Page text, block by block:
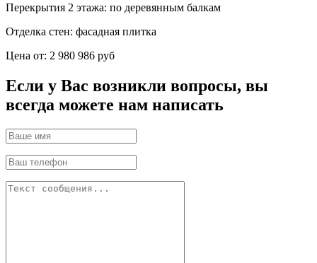
Перекрытия 2 этажа: по деревянным балкам
Отделка стен: фасадная плитка
Цена от: 2 980 986 руб
Если у Вас возникли вопросы, вы
всегда можете нам написать